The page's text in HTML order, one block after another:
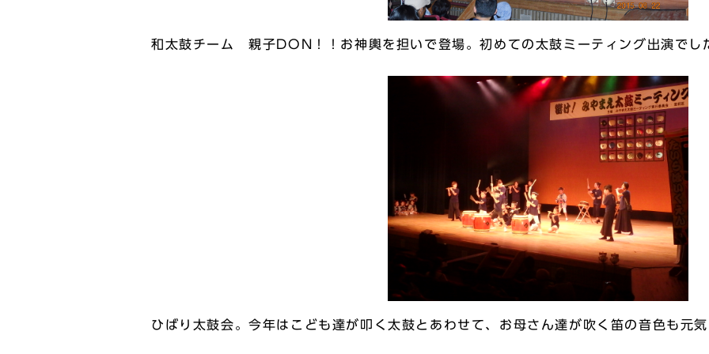
和太鼓チーム 親子DON！！お神輿を担いで登場。初めての太鼓ミーティング出演でし
ひばり太鼓会。今年はこども達が叩く太鼓とあわせて、お母さん達が吹く笛の音色も元気